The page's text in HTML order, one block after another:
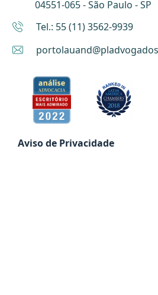
04551-065 - São Paulo - SP
Tel.: 55 (11) 3562-9939
Aviso de Privacidade